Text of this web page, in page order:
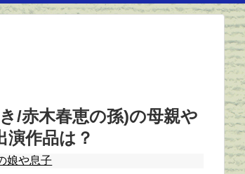
/赤木春恵の孫)の母親や
演作品は？
娘や息子